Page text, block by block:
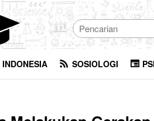
SOSIOLOGI